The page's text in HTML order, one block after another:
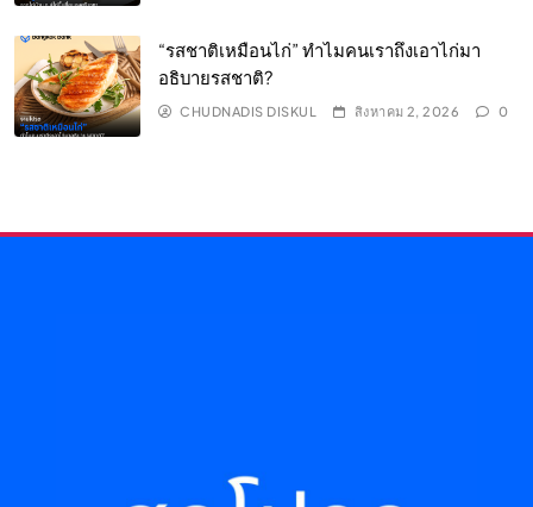
“รสชาติเหมือนไก่” ทำไมคนเราถึงเอาไก่มา
อธิบายรสชาติ?
CHUDNADIS DISKUL สิงหาคม 2, 2026 0